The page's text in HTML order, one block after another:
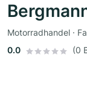
0.0
(0